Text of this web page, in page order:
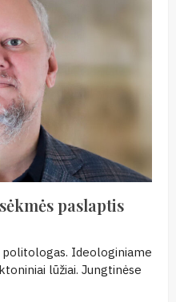
paslaptis
politologas. Ideologiniame
lūžiai. Jungtinėse